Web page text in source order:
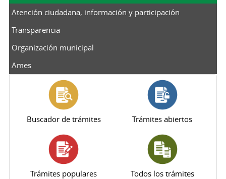
Atención ciudadana, información y participación
Transparencia
Organización municipal
Ames
Buscador de trámites Trámites abiertos
Trámites populares Todos los trámites